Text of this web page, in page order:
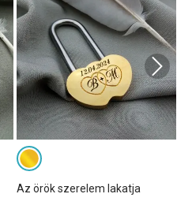
Az örök szerelem lakatja